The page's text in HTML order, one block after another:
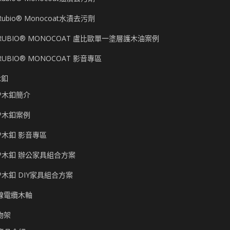
Monocoat水漬去污劑
MONOCOAT 盧比歐單一塗層護木油案例
MONOCOAT 影音專區
木釦簡介
木釦案例
木釦 影音專區
木釦 辦公家具組合方案
木釦 DIY家具組合方案
電纜木軸
架